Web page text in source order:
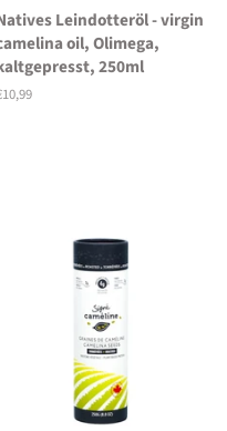
Leindotteröl - virgin
oil, Olimega,
250ml